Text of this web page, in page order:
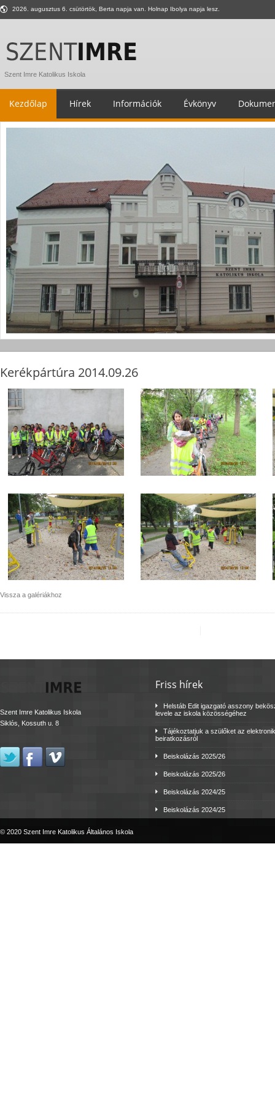
2026. augusztus 6. csütörtök, Berta napja van. Holnap Ibolya napja lesz.
Szent Imre Katolikus Iskola
Kezdőlap Hírek Információk Évkönyv
Kerékpártúra 2014.09.26
Vissza a galériákhoz
Szent Imre Katolikus Iskola
Siklós, Kossuth u. 8
Friss hírek
Helstáb Edit igazgató asszony
levele az iskola közösségéhez
Tájékoztatjuk a szülőket az
beiratkozásról
Beiskolázás 2025/26
Beiskolázás 2025/26
Beiskolázás 2024/25
Beiskolázás 2024/25
© 2020 Szent Imre Katolikus Általános Iskola